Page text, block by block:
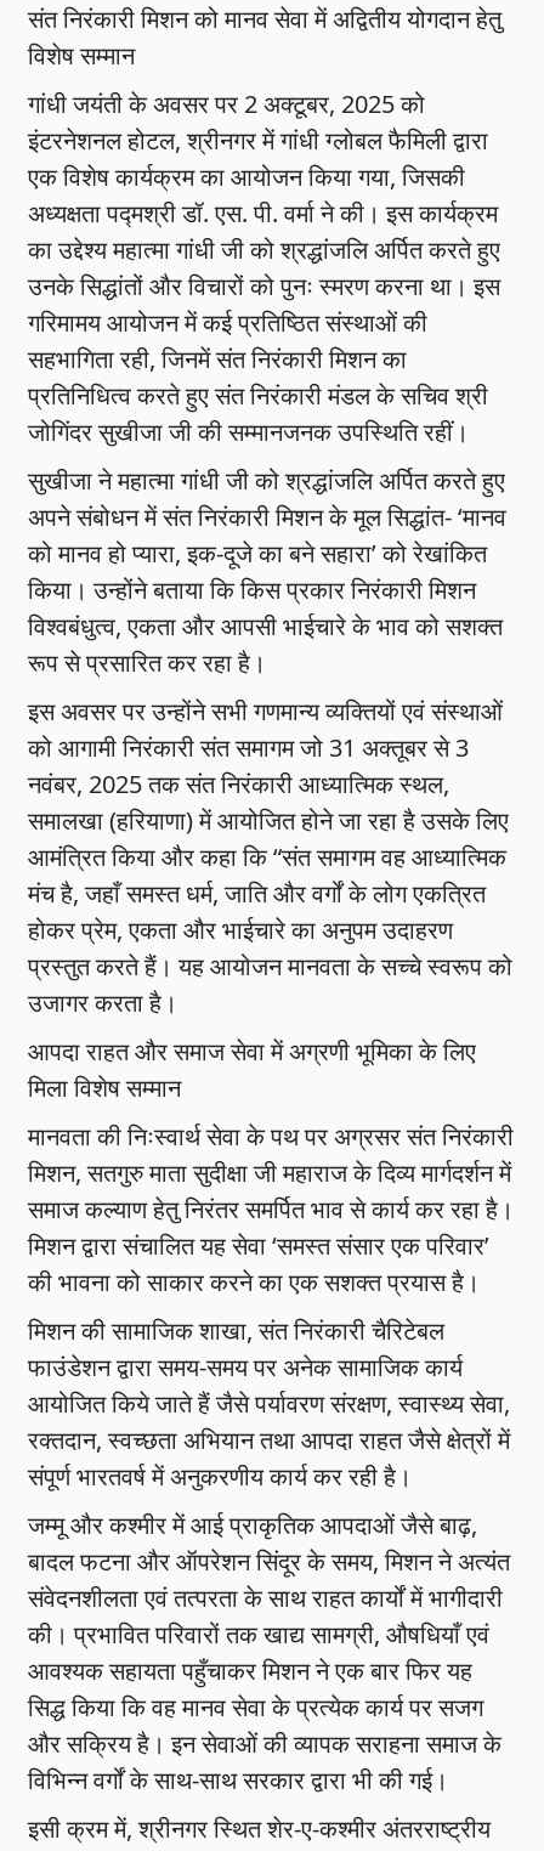
संत निरंकारी मिशन को मानव सेवा में अद्वितीय योगदान हेतु
विशेष सम्मान
गांधी जयंती के अवसर पर 2 अक्टूबर, 2025 को
इंटरनेशनल होटल, श्रीनगर में गांधी ग्लोबल फैमिली द्वारा
एक विशेष कार्यक्रम का आयोजन किया गया, जिसकी
अध्यक्षता पद्मश्री डॉ. एस. पी. वर्मा ने की। इस कार्यक्रम
का उद्देश्य महात्मा गांधी जी को श्रद्धांजलि अर्पित करते हुए
उनके सिद्धांतों और विचारों को पुनः स्मरण करना था। इस
गरिमामय आयोजन में कई प्रतिष्ठित संस्थाओं की
सहभागिता रही, जिनमें संत निरंकारी मिशन का
प्रतिनिधित्व करते हुए संत निरंकारी मंडल के सचिव श्री
जोगिंदर सुखीजा जी की सम्मानजनक उपस्थिति रहीं।
सुखीजा ने महात्मा गांधी जी को श्रद्धांजलि अर्पित करते हुए
अपने संबोधन में संत निरंकारी मिशन के मूल सिद्धांत- ‘मानव
को मानव हो प्यारा, इक-दूजे का बने सहारा’ को रेखांकित
किया। उन्होंने बताया कि किस प्रकार निरंकारी मिशन
विश्वबंधुत्व, एकता और आपसी भाईचारे के भाव को सशक्त
रूप से प्रसारित कर रहा है।
इस अवसर पर उन्होंने सभी गणमान्य व्यक्तियों एवं संस्थाओं
को आगामी निरंकारी संत समागम जो 31 अक्तूबर से 3
नवंबर, 2025 तक संत निरंकारी आध्यात्मिक स्थल,
समालखा (हरियाणा) में आयोजित होने जा रहा है उसके लिए
आमंत्रित किया और कहा कि “संत समागम वह आध्यात्मिक
मंच है, जहाँ समस्त धर्म, जाति और वर्गों के लोग एकत्रित
होकर प्रेम, एकता और भाईचारे का अनुपम उदाहरण
प्रस्तुत करते हैं। यह आयोजन मानवता के सच्चे स्वरूप को
उजागर करता है।
आपदा राहत और समाज सेवा में अग्रणी भूमिका के लिए
मिला विशेष सम्मान
मानवता की निःस्वार्थ सेवा के पथ पर अग्रसर संत निरंकारी
मिशन, सतगुरु माता सुदीक्षा जी महाराज के दिव्य मार्गदर्शन में
समाज कल्याण हेतु निरंतर समर्पित भाव से कार्य कर रहा है।
मिशन द्वारा संचालित यह सेवा ‘समस्त संसार एक परिवार’
की भावना को साकार करने का एक सशक्त प्रयास है।
मिशन की सामाजिक शाखा, संत निरंकारी चैरिटेबल
फाउंडेशन द्वारा समय-समय पर अनेक सामाजिक कार्य
आयोजित किये जाते हैं जैसे पर्यावरण संरक्षण, स्वास्थ्य सेवा,
रक्तदान, स्वच्छता अभियान तथा आपदा राहत जैसे क्षेत्रों में
संपूर्ण भारतवर्ष में अनुकरणीय कार्य कर रही है।
जम्मू और कश्मीर में आई प्राकृतिक आपदाओं जैसे बाढ़,
बादल फटना और ऑपरेशन सिंदूर के समय, मिशन ने अत्यंत
संवेदनशीलता एवं तत्परता के साथ राहत कार्यों में भागीदारी
की। प्रभावित परिवारों तक खाद्य सामग्री, औषधियाँ एवं
आवश्यक सहायता पहुँचाकर मिशन ने एक बार फिर यह
सिद्ध किया कि वह मानव सेवा के प्रत्येक कार्य पर सजग
और सक्रिय है। इन सेवाओं की व्यापक सराहना समाज के
विभिन्न वर्गों के साथ-साथ सरकार द्वारा भी की गई।
इसी क्रम में, श्रीनगर स्थित शेर-ए-कश्मीर अंतरराष्ट्रीय